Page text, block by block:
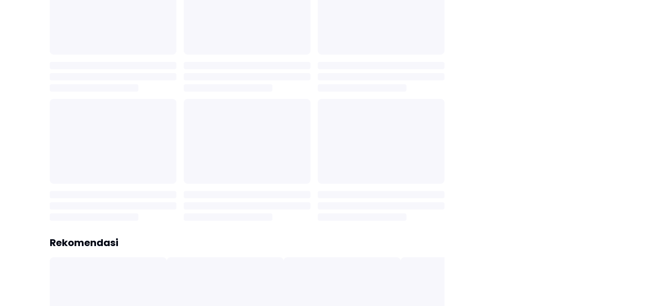
Rekomendasi